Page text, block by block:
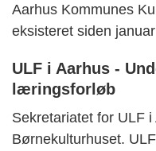
Aarhus Kommunes
eksisteret siden
ULF i Aarhus -
læringsforløb
Sekretariatet for ULF
Børnekulturhuset.